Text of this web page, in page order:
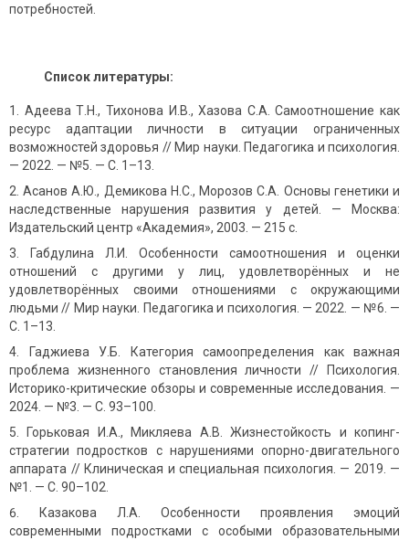
потребностей.
Список литературы:
Адеева Т.Н., Тихонова И.В., Хазова С.А. Самоотношение как
ресурс адаптации личности в ситуации ограниченных
возможностей здоровья // Мир науки. Педагогика и психология.
— 2022. — №5. — С. 1–13.
Асанов А.Ю., Демикова Н.С., Морозов С.А. Основы генетики и
наследственные нарушения развития у детей. — Москва:
Издательский центр «Академия», 2003. — 215 с.
Габдулина Л.И. Особенности самоотношения и оценки
отношений с другими у лиц, удовлетворённых и не
удовлетворённых своими отношениями с окружающими
людьми // Мир науки. Педагогика и психология. — 2022. — №6. —
С. 1–13.
Гаджиева У.Б. Категория самоопределения как важная
проблема жизненного становления личности // Психология.
Историко-критические обзоры и современные исследования. —
2024. — №3. — С. 93–100.
Горьковая И.А., Микляева А.В. Жизнестойкость и копинг-
стратегии подростков с нарушениями опорно-двигательного
аппарата // Клиническая и специальная психология. — 2019. —
№1. — С. 90–102.
Казакова Л.А. Особенности проявления эмоций
современными подростками с особыми образовательными